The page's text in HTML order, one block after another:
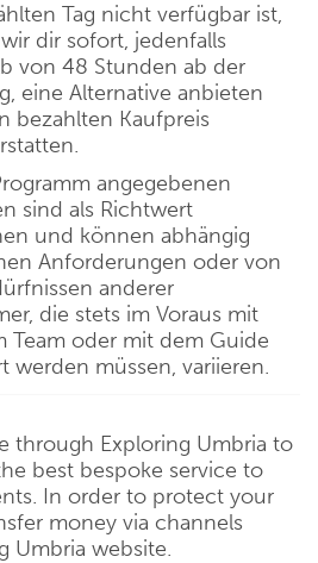
Tag nicht verfügbar ist,
dir sofort, jedenfalls
von 48 Stunden ab der
eine Alternative anbieten
bezahlten Kaufpreis
angegebenen
sind als Richtwert
und können abhängig
Anforderungen oder von
anderer
die stets im Voraus mit
Team oder mit dem Guide
werden müssen, variieren.
through Exploring Umbria to
best bespoke service to
In order to protect your
money via channels
Umbria website.